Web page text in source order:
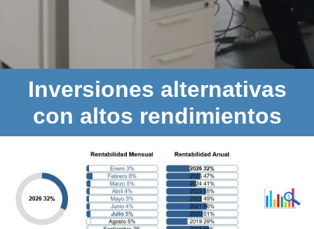
Inversiones alternativas
con altos rendimientos